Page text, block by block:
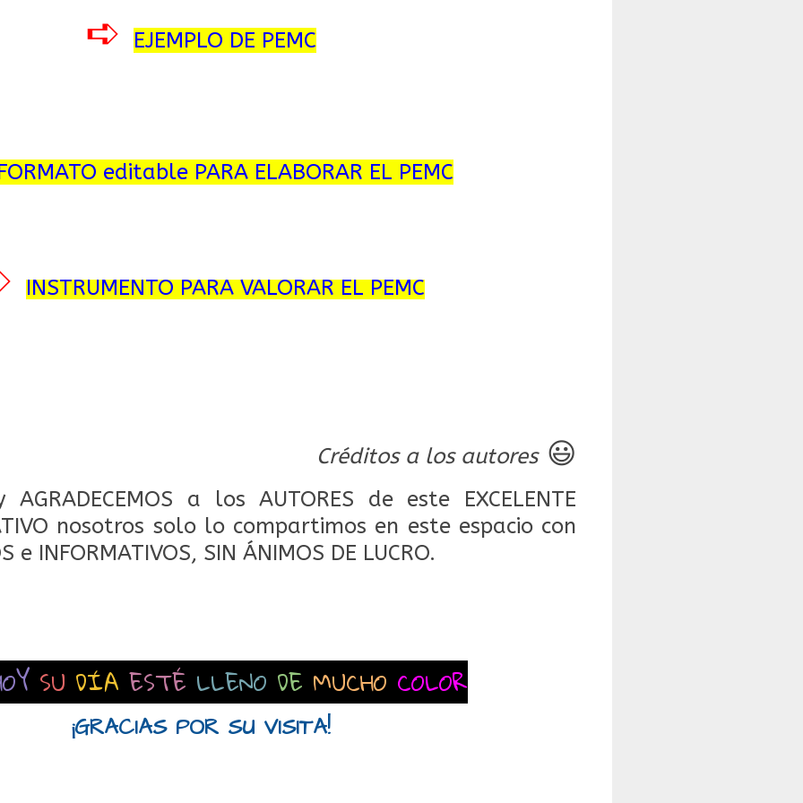
➪ EJEMPLO DE PEMC
editable PARA ELABORAR EL PEMC
INSTRUMENTO PARA VALORAR EL PEMC
Créditos a los autores😃
AGRADECEMOS a los AUTORES de este EXCELENTE
nosotros solo lo compartimos en este espacio con
e INFORMATIVOS, SIN ÁNIMOS DE LUCRO.
SU DÍA ESTÉ LLENO DE MUCHO COLOR
¡GRACIAS POR SU VISITA!